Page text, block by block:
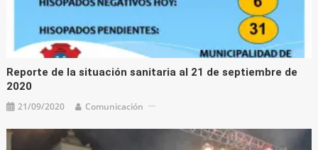
Reporte de la situación sanitaria al 21 de septiembre de
2020
21/09/2020 Comunicación